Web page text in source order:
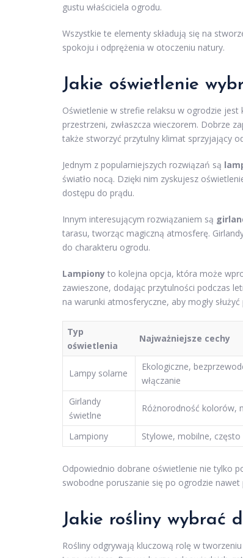
gustu właściciela ogrodu.
Wszystkie te elementy składują się na
spokoju i odprężenia w otoczeniu natury.
Jakie oświetlenie
Oświetlenie w strefie relaksu w ogrodzie
przestrzeni, zwłaszcza wieczorem. Dobrze
także stworzyć przytulny klimat sprzyjający
Jednym z popularniejszych rozwiązań są
światło nocą. Dzięki nim zyskujesz
dostępu do prądu.
Innym interesującym rozwiązaniem są
tarasu, tworząc magiczną atmosferę.
do charakteru ogrodu.
Lampiony to kolejna opcja, która może
zawieszone, dodając przytulności podczas
na warunki atmosferyczne, aby mogły służyć
Typ
oświetlenia
Najważniejsze cechy
Lampy solarne
Ekologiczne,
włączanie
Girlandy
świetlne
Różnorodność kolorów,
Lampiony
Stylowe, mobilne,
Odpowiednio dobrane oświetlenie nie tylko
swobodne poruszanie się po ogrodzie nawet
Jakie rośliny wybrać
Rośliny odgrywają kluczową rolę w